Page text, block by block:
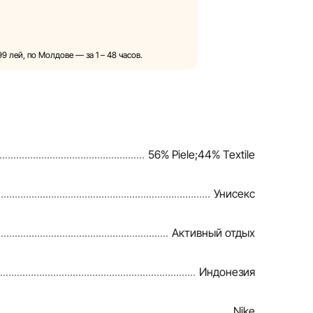
порядке и без
в описания, характеристики
представленные на сайте,
информацию на сайте, чтобы
лей, по Молдове — за 1 – 48 часов.
56% Piele;44% Textile
Унисекс
Активный отдых
Индонезия